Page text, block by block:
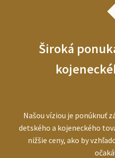
Široká
Našou víziou je ponúknuť
detského a kojeneckého
nižšie ceny, ako by